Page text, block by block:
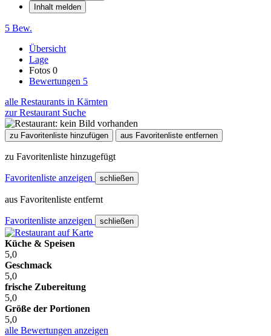
Inhalt melden
5 Bew.
Übersicht
Lage
Fotos 0
Bewertungen 5
alle Restaurants in Kärnten
zur Restaurant Suche
zu Favoritenliste hinzufügen aus Favoritenliste entfernen
zu Favoritenliste hinzugefügt
Favoritenliste anzeigen schließen
aus Favoritenliste entfernt
Favoritenliste anzeigen schließen
Küche & Speisen
5,0
Geschmack
5,0
frische Zubereitung
5,0
Größe der Portionen
5,0
alle Bewertungen anzeigen